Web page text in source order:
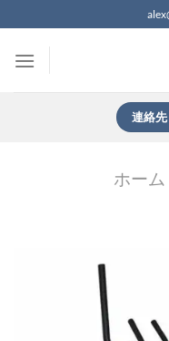
ン
連絡先
ホーム